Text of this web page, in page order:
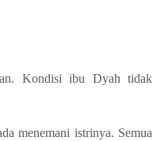
Kondisi ibu Dyah tidak
menemani istrinya. Semua